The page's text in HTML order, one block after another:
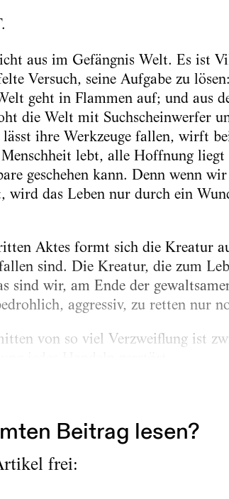
aus im Gefängnis Welt. Es ist
Versuch, seine Aufgabe zu
geht in Flammen auf; und aus
die Welt mit Suchscheinwerfer
ihre Werkzeuge fallen, wirft
lebt, alle Hoffnung
geschehen kann. Denn wenn
wird das Leben nur durch ein
Aktes formt sich die Kreatur
sind. Die Kreatur, die zum
sind wir, am Ende der
aggressiv, zu retten nur
von so viel Verzweiflung ist
Beitrag lesen?
frei: